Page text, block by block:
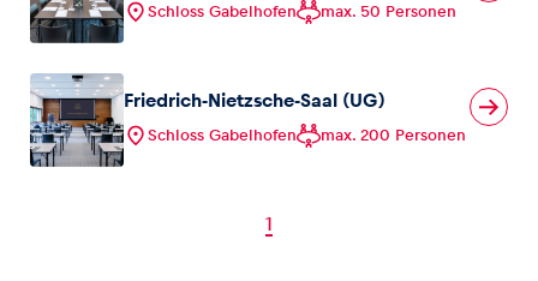
Schloss Gabelhofen max. 50 Personen
Friedrich-Nietzsche-Saal (UG)
Schloss Gabelhofen max. 200 Personen
1